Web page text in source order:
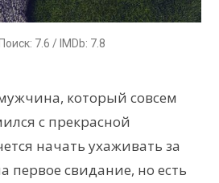
7.6 / IMDb: 7.8
который совсем
с прекрасной
начать ухаживать за
первое свидание, но есть